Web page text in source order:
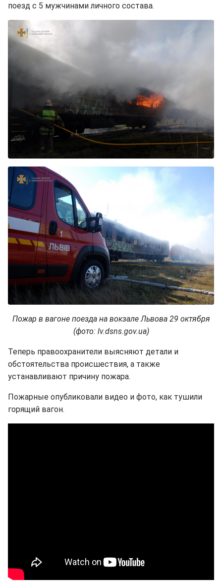
поезд с 5 мужчинами личного состава.
Пожар в вагоне поезда на вокзале Львова 29 октября
(фото: lv.dsns.gov.ua)
Теперь правоохранители выясняют детали и
обстоятельства происшествия, а также
устанавливают причину пожара.
Пожарные опубликовали видео и фото, как тушили
горящий вагон.